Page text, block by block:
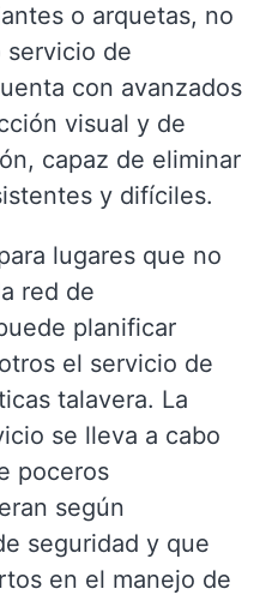
o arquetas, no
servicio de
con avanzados
visual y de
capaz de eliminar
y difíciles.
lugares que no
red de
planificar
el servicio de
talavera. La
se lleva a cabo
poceros
según
seguridad y que
en el manejo de